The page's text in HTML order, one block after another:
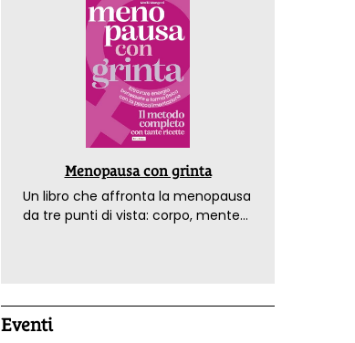
Menopausa con grinta
Un libro che affronta la menopausa
da tre punti di vista: corpo, mente
Eventi